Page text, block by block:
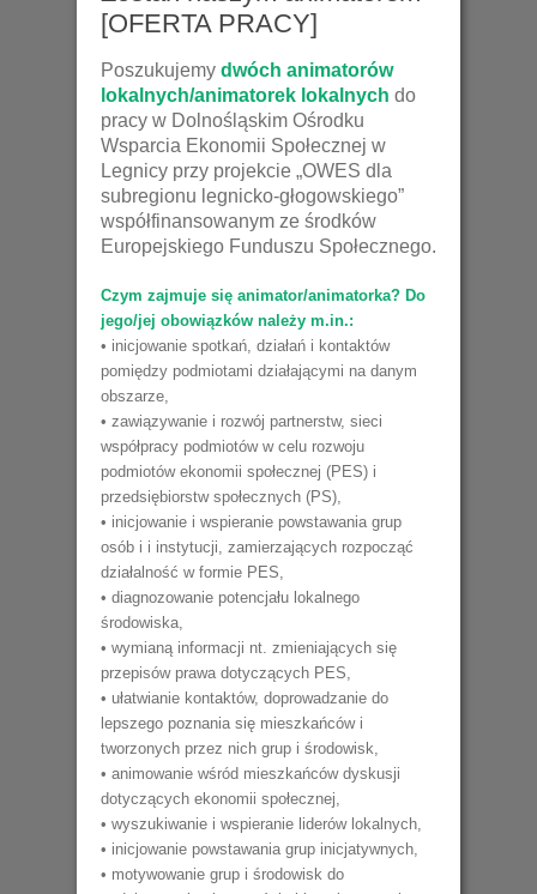
[OFERTA PRACY]
Poszukujemy dwóch animatorów
lokalnych/animatorek lokalnych do
pracy w Dolnośląskim Ośrodku
Wsparcia Ekonomii Społecznej w
Legnicy przy projekcie „OWES dla
subregionu legnicko-głogowskiego”
współfinansowanym ze środków
Europejskiego Funduszu Społecznego.
Czym zajmuje się animator/animatorka? Do
jego/jej obowiązków należy m.in.:
• inicjowanie spotkań, działań i kontaktów
pomiędzy podmiotami działającymi na danym
obszarze,
• zawiązywanie i rozwój partnerstw, sieci
współpracy podmiotów w celu rozwoju
podmiotów ekonomii społecznej (PES) i
przedsiębiorstw społecznych (PS),
• inicjowanie i wspieranie powstawania grup
osób i i instytucji, zamierzających rozpocząć
działalność w formie PES,
• diagnozowanie potencjału lokalnego
środowiska,
• wymianą informacji nt. zmieniających się
przepisów prawa dotyczących PES,
• ułatwianie kontaktów, doprowadzanie do
lepszego poznania się mieszkańców i
tworzonych przez nich grup i środowisk,
• animowanie wśród mieszkańców dyskusji
dotyczących ekonomii społecznej,
• wyszukiwanie i wspieranie liderów lokalnych,
• inicjowanie powstawania grup inicjatywnych,
• motywowanie grup i środowisk do